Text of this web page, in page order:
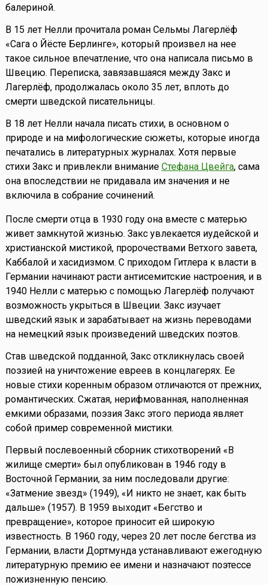
балериной.
В 15 лет Нелли прочитала роман Сельмы Лагерлёф
«Сага о Йёсте Берлинге», который произвел на нее
такое сильное впечатление, что она написала письмо в
Швецию. Переписка, завязавшаяся между Закс и
Лагерлёф, продолжалась около 35 лет, вплоть до
смерти шведской писательницы.
В 18 лет Нелли начала писать стихи, в основном о
природе и на мифологические сюжеты, которые иногда
печатались в литературных журналах. Хотя первые
стихи Закс и привлекли внимание Стефана Цвейга, сама
она впоследствии не придавала им значения и не
включила в собрание сочинений.
После смерти отца в 1930 году она вместе с матерью
живет замкнутой жизнью. Закс увлекается иудейской и
христианской мистикой, пророчествами Ветхого завета,
Каббалой и хасидизмом. С приходом Гитлера к власти в
Германии начинают расти антисемитские настроения, и в
1940 Нелли с матерью с помощью Лагерлёф получают
возможность укрыться в Швеции. Закс изучает
шведский язык и зарабатывает на жизнь переводами
на немецкий язык произведений шведских поэтов.
Став шведской подданной, Закс откликнулась своей
поэзией на уничтожение евреев в концлагерях. Ее
новые стихи коренным образом отличаются от прежних,
романтических. Сжатая, нерифмованная, наполненная
емкими образами, поэзия Закс этого периода являет
собой пример современной мистики.
Первый послевоенный сборник стихотворений «В
жилище смерти» был опубликован в 1946 году в
Восточной Германии, за ним последовали другие:
«Затмение звезд» (1949), «И никто не знает, как быть
дальше» (1957). В 1959 выходит «Бегство и
превращение», которое приносит ей широкую
известность. В 1960 году, через 20 лет после бегства из
Германии, власти Дортмунда устанавливают ежегодную
литературную премию ее имени и назначают поэтессе
пожизненную пенсию.